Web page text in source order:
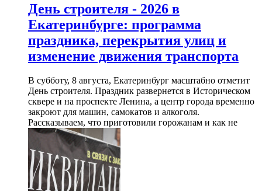
День строителя - 2026 в
Екатеринбурге: программа
праздника, перекрытия улиц и
изменение движения транспорта
В субботу, 8 августа, Екатеринбург масштабно отметит
День строителя. Праздник развернется в Историческом
сквере и на проспекте Ленина, а центр города временно
закроют для машин, самокатов и алкоголя.
Рассказываем, что приготовили горожанам и как не